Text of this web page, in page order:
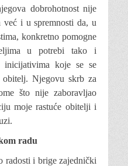
dobrohotnost nije
već i u spremnosti da, u
kon­kretno pomogne
u potrebi tako i
inicijativima koje se se
Njegovu skrb za
što nije zaboravljao
moje rastuće obitelji i
radu
radosti i brige zajednički